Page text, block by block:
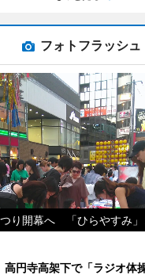
フォトフラッシュ
り開幕へ 「ひらやすみ」
高円寺高架下で「ラジオ